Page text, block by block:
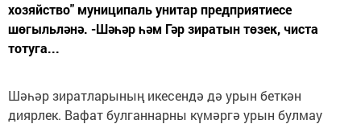
хозяйство" муниципаль унитар предприятиесе
шөгыльләнә. -Шәһәр һәм Гәр зиратын төзек, чиста
тотуга...
Шәһәр зиратларының икесендә дә урын беткән
диярлек. Вафат булганнарны күмәргә урын булмау